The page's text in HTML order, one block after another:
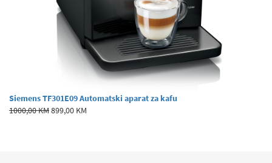
Siemens TF301E09 Automatski aparat za kafu
1000,00 KM899,00 KM